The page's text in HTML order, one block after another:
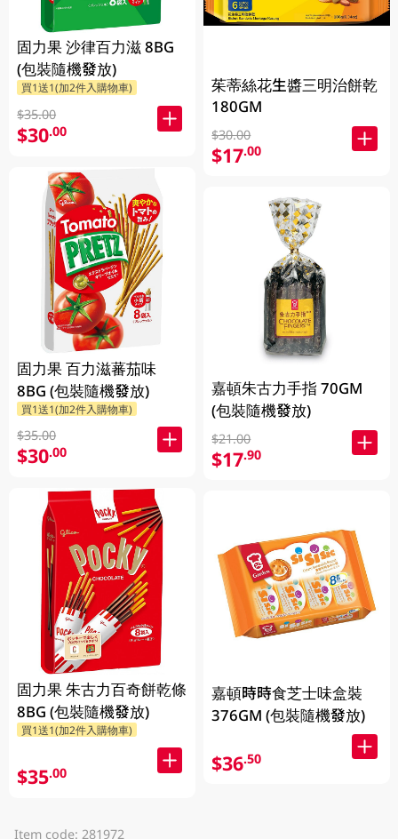
固力果 沙律百力滋 8BG
(包裝隨機發放)
買1送1(加2件入購物車)
$35.00
$30.00
固力果 百力滋蕃茄味
8BG (包裝隨機發放)
買1送1(加2件入購物車)
$35.00
$30.00
固力果 朱古力百奇餅乾條
8BG (包裝隨機發放)
買1送1(加2件入購物車)
$35.00
茱蒂絲花生醬三明治餅乾
180GM
$30.00
$17.00
嘉頓朱古力手指 70GM
(包裝隨機發放)
$21.00
$17.90
嘉頓時時食芝士味盒裝
376GM (包裝隨機發放)
$36.50
Item code: 281972